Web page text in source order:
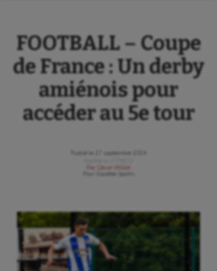
FOOTBALL – Coupe
de France : Un derby
amiénois pour
accéder au 5e tour
Publié le
27 septembre 2024
Par
César Willot
Gazette Sports